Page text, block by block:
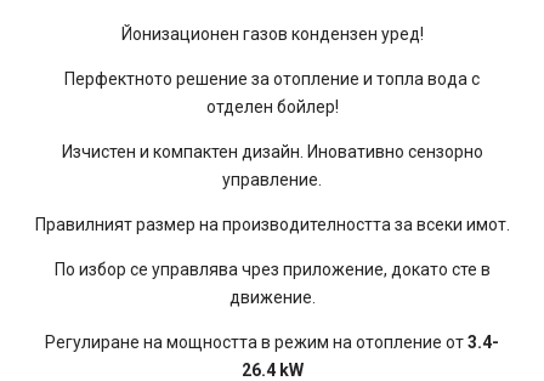
Йонизационен газов кондензен уред!
Перфектното решение за отопление и топла вода с
отделен бойлер!
Изчистен и компактен дизайн. Иновативно сензорно
управление.
Правилният размер на производителността за всеки имот.
По избор се управлява чрез приложение, докато сте в
движение.
Регулиране на мощността в режим на отопление от3.4-
26.4 kW